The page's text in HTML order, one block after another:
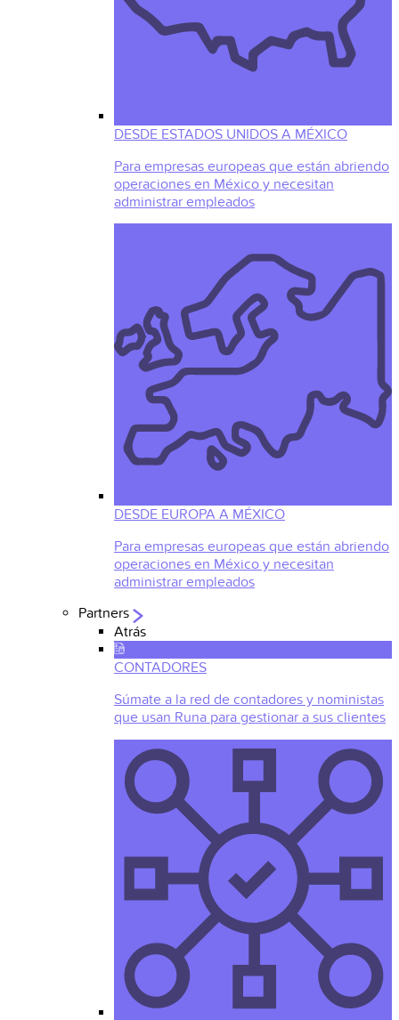
DESDE ESTADOS UNIDOS A MÉXICO
Para empresas europeas que están abriendo
operaciones en México y necesitan
administrar empleados
DESDE EUROPA A MÉXICO
Para empresas europeas que están abriendo
operaciones en México y necesitan
administrar empleados
Partners
Atrás
CONTADORES
Súmate a la red de contadores y noministas
que usan Runa para gestionar a sus clientes